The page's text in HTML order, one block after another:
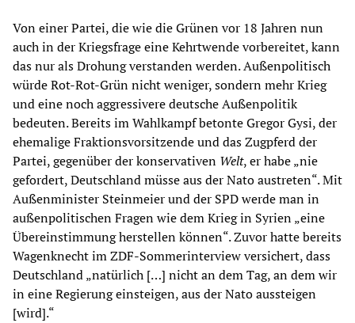
Von einer Partei, die wie die Grünen vor 18 Jahren nun
auch in der Kriegsfrage eine Kehrtwende vorbereitet, kann
das nur als Drohung verstanden werden. Außenpolitisch
würde Rot-Rot-Grün nicht weniger, sondern mehr Krieg
und eine noch aggressivere deutsche Außenpolitik
bedeuten. Bereits im Wahlkampf betonte Gregor Gysi, der
ehemalige Fraktionsvorsitzende und das Zugpferd der
Partei, gegenüber der konservativen Welt, er habe „nie
gefordert, Deutschland müsse aus der Nato austreten“. Mit
Außenminister Steinmeier und der SPD werde man in
außenpolitischen Fragen wie dem Krieg in Syrien „eine
Übereinstimmung herstellen können“. Zuvor hatte bereits
Wagenknecht im ZDF-Sommerinterview versichert, dass
Deutschland „natürlich […] nicht an dem Tag, an dem wir
in eine Regierung einsteigen, aus der Nato aussteigen
[wird].“